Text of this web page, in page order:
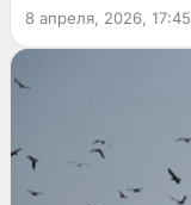
8 апреля, 2026, 17:45